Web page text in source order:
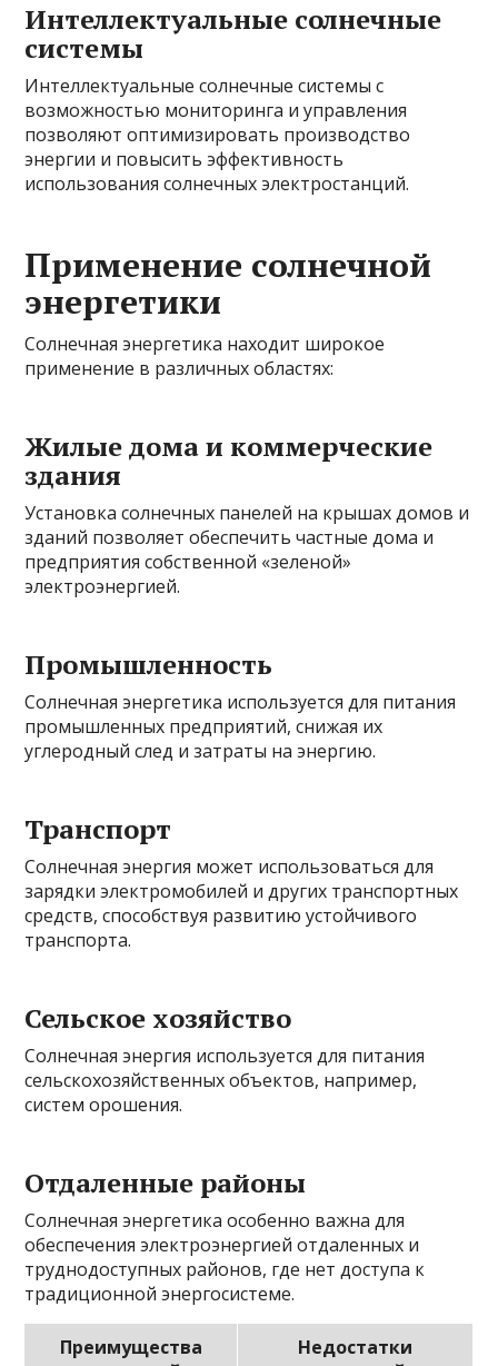
Интеллектуальные солнечные
системы
Интеллектуальные солнечные системы с
возможностью мониторинга и управления
позволяют оптимизировать производство
энергии и повысить эффективность
использования солнечных электростанций.
Применение солнечной
энергетики
Солнечная энергетика находит широкое
применение в различных областях:
Жилые дома и коммерческие
здания
Установка солнечных панелей на крышах домов и
зданий позволяет обеспечить частные дома и
предприятия собственной «зеленой»
электроэнергией.
Промышленность
Солнечная энергетика используется для питания
промышленных предприятий, снижая их
углеродный след и затраты на энергию.
Транспорт
Солнечная энергия может использоваться для
зарядки электромобилей и других транспортных
средств, способствуя развитию устойчивого
транспорта.
Сельское хозяйство
Солнечная энергия используется для питания
сельскохозяйственных объектов, например,
систем орошения.
Отдаленные районы
Солнечная энергетика особенно важна для
обеспечения электроэнергией отдаленных и
труднодоступных районов, где нет доступа к
традиционной энергосистеме.
Преимущества
Недостатки